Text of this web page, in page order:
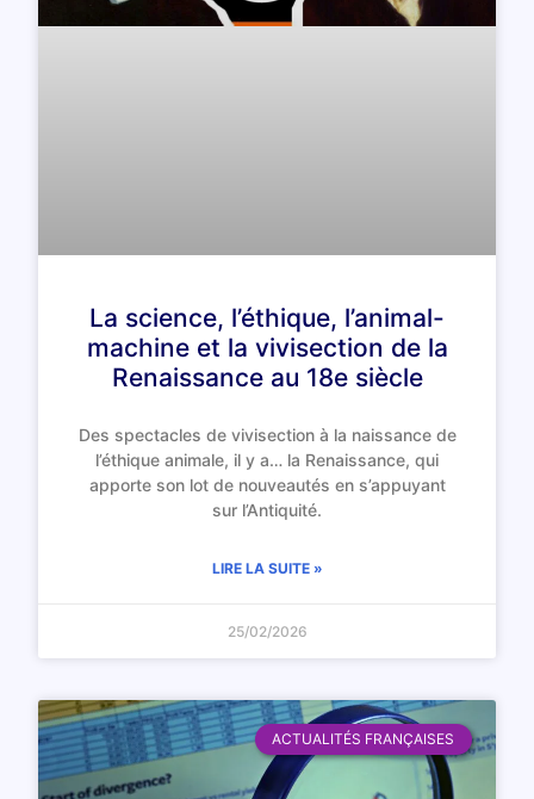
La science, l’éthique, l’animal-
machine et la vivisection de la
Renaissance au 18e siècle
Des spectacles de vivisection à la naissance de
l’éthique animale, il y a… la Renaissance, qui
apporte son lot de nouveautés en s’appuyant
sur l’Antiquité.
LIRE LA SUITE »
25/02/2026
ACTUALITÉS FRANÇAISES